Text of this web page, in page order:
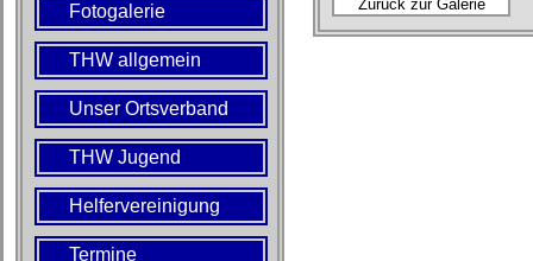
Fotogalerie
THW allgemein
Unser Ortsverband
THW Jugend
Helfervereinigung
Termine